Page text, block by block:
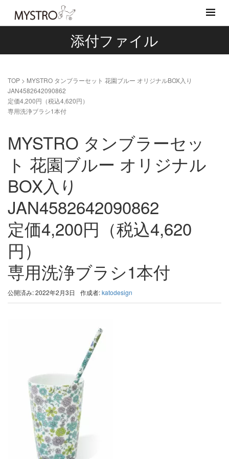
添付ファイル
TOP > MYSTRO タンブラーセット 花園ブルー オリジナルBOX入り
JAN4582642090862
定価4,200円（税込4,620円）
専用洗浄ブラシ1本付
MYSTRO タンブラーセッ
ト 花園ブルー オリジナル
BOX入り
JAN4582642090862
定価4,200円（税込4,620
円）
専用洗浄ブラシ1本付
公開済み: 2022年2月3日 作成者:katodesign